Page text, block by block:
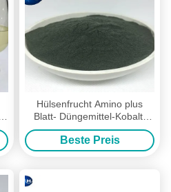
Hülsenfrucht Amino plus
Blatt- Düngemittel-Kobalt-
Aminosäure-Chelate 20kg
pro Taschen-Verpackung
Beste Preis